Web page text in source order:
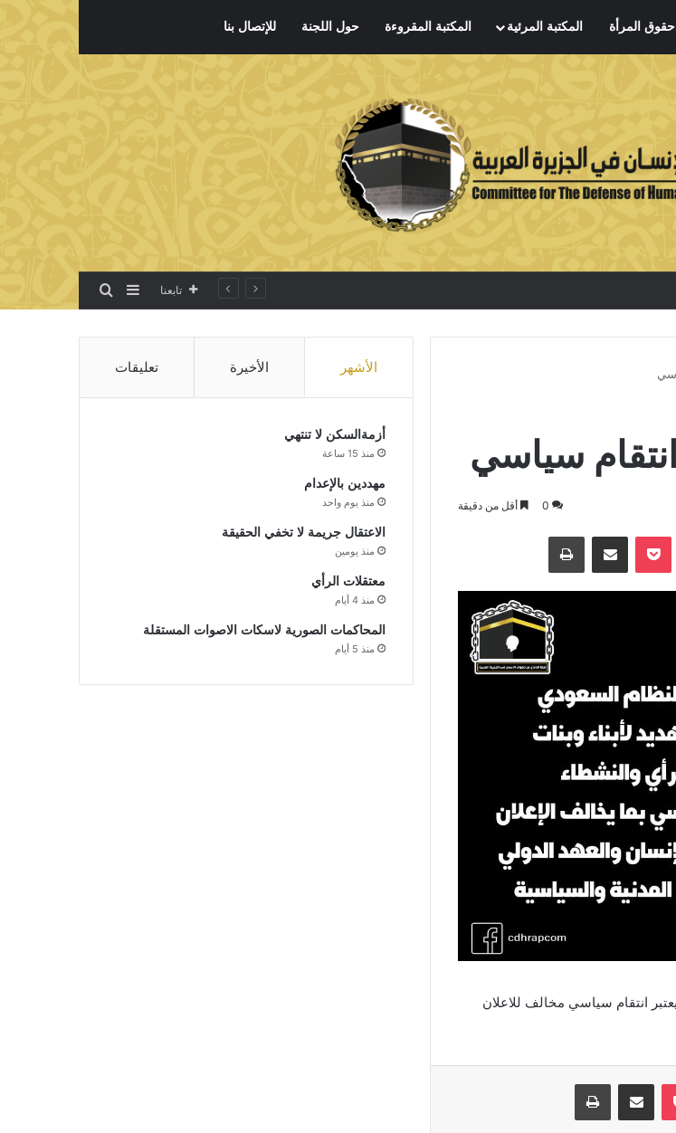
حقوق المرأة المكتبة المرئية المكتبة المقروءة حول اللجنة للإتصال بنا
تابعنا إضافة عمود جانبي
بحث عن
سياسي
0 أقل من دقيقة
بوكيت مشاركة عبر البريد طباعة
انتقام سياسي مخالف للاعلان
بوكيت مشاركة عبر البريد طباعة
الأشهر الأخيرة تعليقات
أزمةالسكن لا تنتهي
منذ 15 ساعة
مهددين بالإعدام
منذ يوم واحد
الاعتقال جريمة لا تخفي الحقيقة
منذ يومين
معتقلات الرأي
منذ 4 أيام
المحاكمات الصورية لاسكات الاصوات المستقلة
منذ 5 أيام